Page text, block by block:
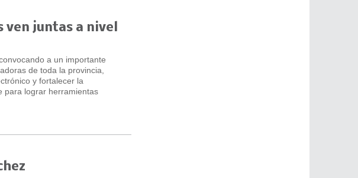
ven juntas a nivel
a un importante
de toda la provincia,
y fortalecer la
para lograr herramientas